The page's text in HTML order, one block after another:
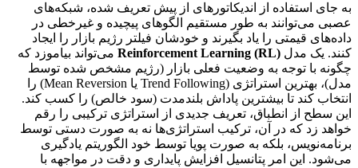
به جای استفاده از اندیکاتورهای از پیش تعریف شده، شبکه‌های
عصبی می‌توانند به طور مستقیم الگوهای پیچیده و غیرخطی در
داده‌های قیمتی را یاد بگیرند و خودشان فیلتر رژیم بازار را ایجاد
کنند. یک مدل Reinforcement Learning (RL) می‌تواند بیاموزد که
چگونه با توجه به وضعیت فعلی بازار (رژیم مشخص شده توسط
مدل)، بهترین استراتژی (Trend Following یا Mean Reversion) را
انتخاب کند تا بیشترین پاداش بلندمدت (سود خالص) را کسب کند.
این سطح از انطباق، تعریف جدیدی از استراتژی ترکیبی را رقم
خواهد زد که در آن، ترکیب استراتژی‌ها نه به صورت دستی توسط
برنامه‌نویس، بلکه به صورت پویا توسط خود الگوریتم یادگیری
می‌شود. این امر پتانسیل افزایش پایداری و دقت در مواجهه با